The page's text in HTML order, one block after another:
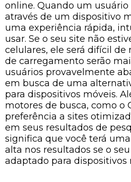
online. Quando um usuário
através de um dispositivo
uma experiência rápida,
usar. Se o seu site não
celulares, ele será difícil de
de carregamento serão
usuários provavelmente
em busca de uma
para dispositivos móveis.
motores de busca, como o
preferência a sites
em seus resultados de
significa que você terá
alta nos resultados se o
adaptado para dispositivos